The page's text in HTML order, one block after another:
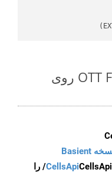
تبدیل ساده OTT Files to PDFA روی
CellsApiCellsApi
CellsApi</aient/Client/ را